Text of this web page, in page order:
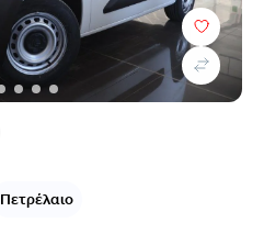
Πετρέλαιο